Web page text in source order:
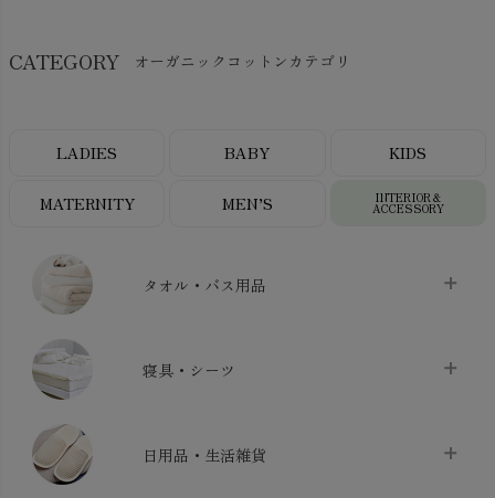
CATEGORY オーガニックコットンカテゴリ
LADIES BABY KIDS
MATERNITY MEN’S INTERIOR＆
ACCESSORY
タオル・バス用品
タオル
バス用品
寝具・シーツ
ベッドシーツ
布団カバー・カバーセット
日用品・生活雑貨